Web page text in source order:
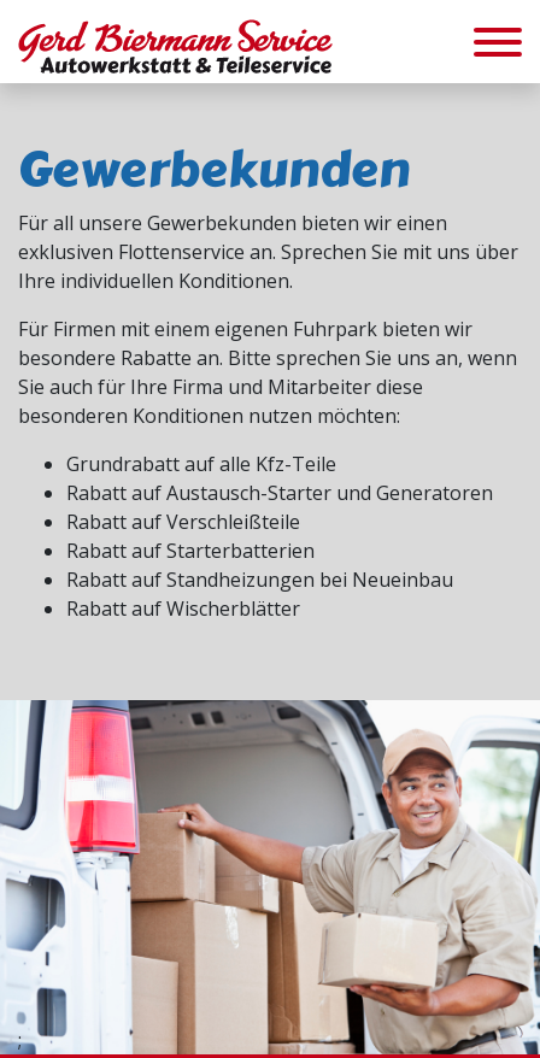
Gewerbekunden
Für all unsere Gewerbekunden bieten wir einen
exklusiven Flottenservice an. Sprechen Sie mit uns über
Ihre individuellen Konditionen.
Für Firmen mit einem eigenen Fuhrpark bieten wir
besondere Rabatte an. Bitte sprechen Sie uns an, wenn
Sie auch für Ihre Firma und Mitarbeiter diese
besonderen Konditionen nutzen möchten:
Grundrabatt auf alle Kfz-Teile
Rabatt auf Austausch-Starter und Generatoren
Rabatt auf Verschleißteile
Rabatt auf Starterbatterien
Rabatt auf Standheizungen bei Neueinbau
Rabatt auf Wischerblätter
;